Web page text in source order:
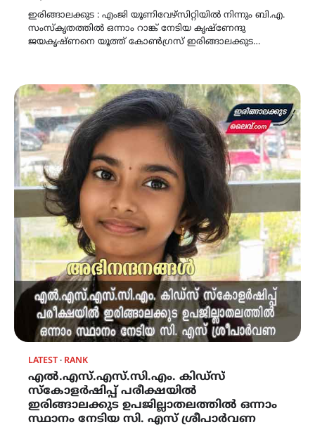
ഇരിങ്ങാലക്കുട : എംജി യൂണിവേഴ്സിറ്റിയിൽ നിന്നും ബി.എ.
സംസ്കൃതത്തിൽ ഒന്നാം റാങ്ക് നേടിയ കൃഷ്ണേന്ദു
ജയകൃഷ്ണനെ യൂത്ത് കോൺഗ്രസ് ഇരിങ്ങാലക്കുട…
LATEST RANK
എൽ.എസ്.എസ്.സി.എം. കിഡ്സ്
സ്കോളർഷിപ്പ് പരീക്ഷയിൽ
ഇരിങ്ങാലക്കുട ഉപജില്ലാതലത്തിൽ ഒന്നാം
സ്ഥാനം നേടിയ സി. എസ് ശ്രീപാർവണ